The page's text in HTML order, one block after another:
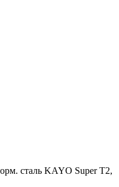
сталь KAYO Super T2,